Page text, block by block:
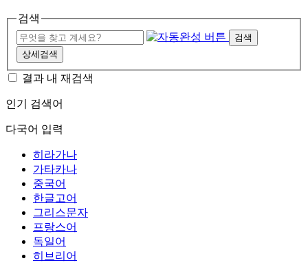
검색
검색
상세검색
결과 내 재검색
인기 검색어
다국어 입력
히라가나
가타카나
중국어
한글고어
그리스문자
프랑스어
독일어
히브리어